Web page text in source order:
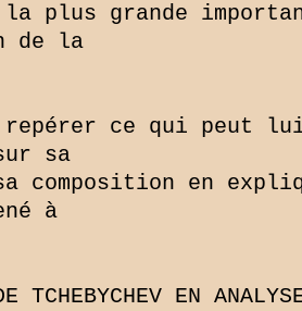
la plus grande
de la
repérer ce qui peut
sa
composition en
à
TCHEBYCHEV EN